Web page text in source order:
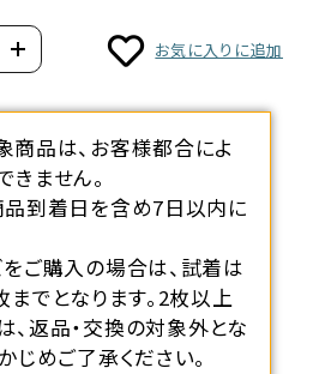
お気に入りに追加
商品は、お客様都合によ
ません。
品到着日を含め7日以内に
をご購入の場合は、試着は
までとなります。2枚以上
、返品・交換の対象外とな
じめご了承ください。